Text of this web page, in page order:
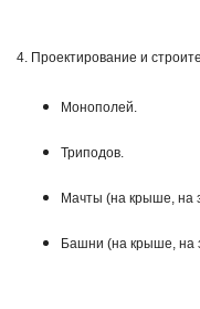
4. Проектирование и
Монополей.
Триподов.
Мачты (на крыше, на
Башни (на крыше, на